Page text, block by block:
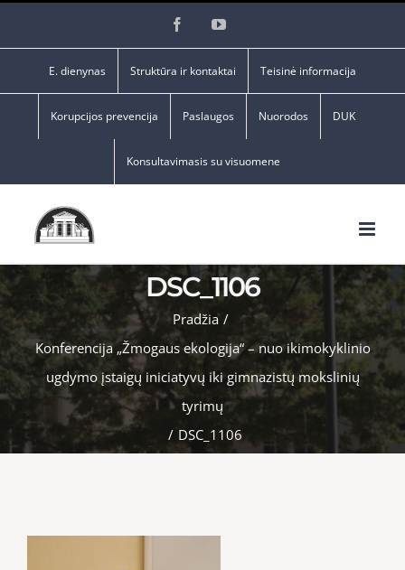
FacebookYouTube
E. dienynas Struktūra ir kontaktai Teisinė informacija
Korupcijos prevencija Paslaugos Nuorodos DUK
Konsultavimasis su visuomene
DSC_1106
Pradžia /
Konferencija „Žmogaus ekologija“ – nuo ikimokyklinio
ugdymo įstaigų iniciatyvų iki gimnazistų mokslinių
tyrimų
/ DSC_1106